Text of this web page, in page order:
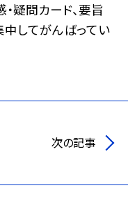
疑問カード、要旨
中してがんばってい
次の記事